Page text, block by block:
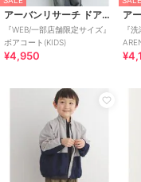
アーバンリサーチ ドアーズ
『WEB/一部店舗限定サイズ』
ボアコート(KIDS)
¥4,950
『